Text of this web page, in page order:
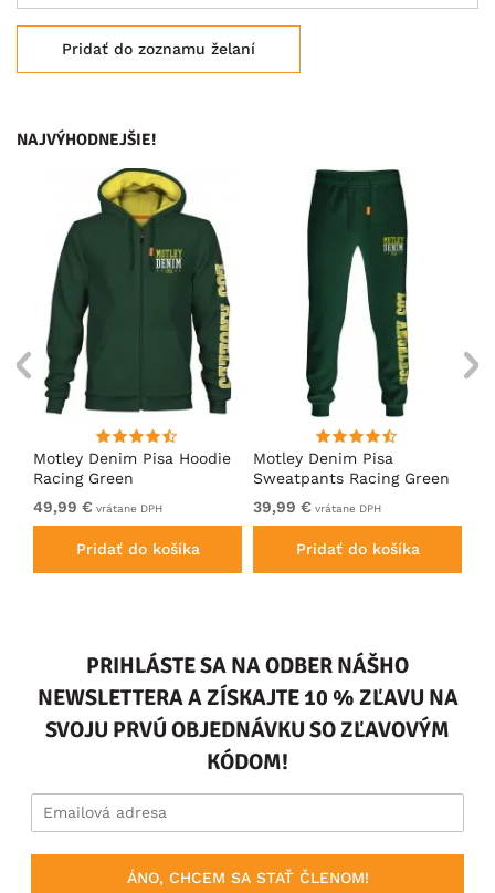
Pridať do zoznamu želaní
NAJVÝHODNEJŠIE!
Motley Denim Pisa Hoodie
Racing Green
49,99 € vrátane DPH
Pridať do košíka
Motley Denim Pisa
Sweatpants Racing Green
39,99 € vrátane DPH
Pridať do košíka
PRIHLÁSTE SA NA ODBER NÁŠHO
NEWSLETTERA A ZÍSKAJTE 10 % ZĽAVU NA
SVOJU PRVÚ OBJEDNÁVKU SO ZĽAVOVÝM
KÓDOM!
ÁNO, CHCEM SA STAŤ ČLENOM!